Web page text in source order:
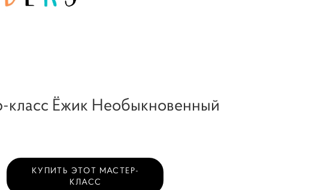
класс Ёжик Необыкновенный
КУПИТЬ ЭТОТ МАСТЕР-
КЛАСС